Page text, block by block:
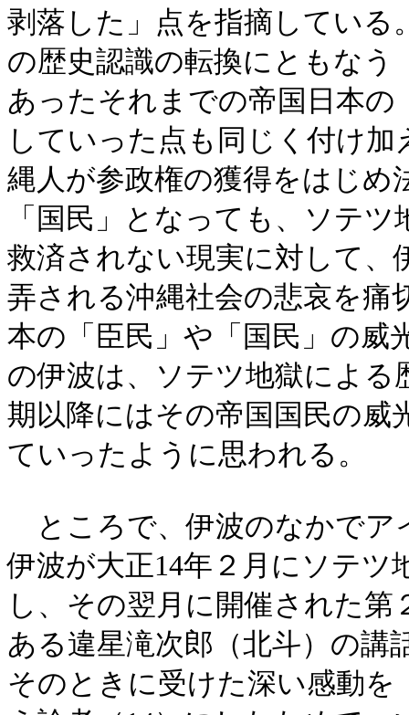
剥落した」点を指摘している
の歴史認識の転換にともなう
あったそれまでの帝国日本の
していった点も同じく付け
縄人が参政権の獲得をはじめ
「国民」となっても、ソテ
救済されない現実に対して、
弄される沖縄社会の悲哀を痛
本の「臣民」や「国民」の威
の伊波は、ソテツ地獄による
期以降にはその帝国国民の威
ていったように思われる。
ところで、伊波のなかでア
伊波が大正14年２月にソテツ
し、その翌月に開催された
ある違星滝次郎（北斗）の講
そのときに受けた深い感動